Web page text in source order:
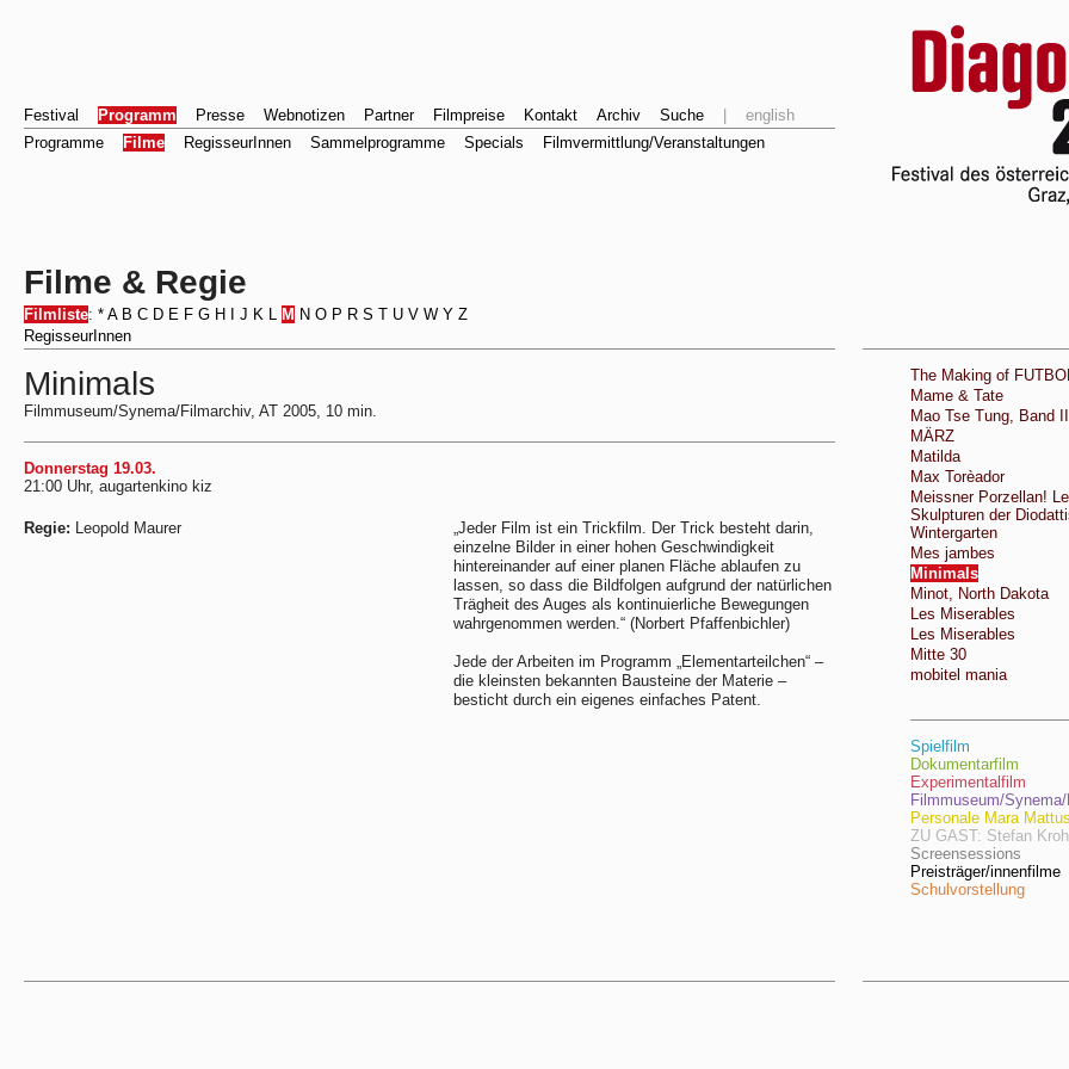
Festival Programm Presse Webnotizen Partner Filmpreise Kontakt Archiv Suche
english
Programme
Filme RegisseurInnen Sammelprogramme Specials Filmvermittlung/Veranstaltungen
Filme & Regie
Filmliste: * A B C D E F G H J K L M N O P R S T U V W Y Z
RegisseurInnen
Minimals
Filmmuseum/Synema/Filmarchiv, AT 2005, 10 min.
Donnerstag 19.03.
21:00 Uhr, augartenkino kiz
Regie: Leopold Maurer
„Jeder Film ist ein Trickfilm. Der Trick besteht darin,
einzelne Bilder in einer hohen Geschwindigkeit
hintereinander auf einer planen Fläche ablaufen zu
lassen, so dass die Bildfolgen aufgrund der natürlichen
Trägheit des Auges als kontinuierliche Bewegungen
wahrgenommen werden.“ (Norbert Pfaffenbichler)
Jede der Arbeiten im Programm „Elementarteilchen“ –
die kleinsten bekannten Bausteine der Materie –
besticht durch ein eigenes einfaches Patent.
The Making of
Mame & Tate
Mao Tse Tung, Band II
MÄRZ
Matilda
Max Torèador
Meissner Porzellan!
Skulpturen der
Wintergarten
Mes jambes
Minimals
Minot, North Dakota
Les Miserables
Les Miserables
Mitte 30
mobitel mania
Spielfilm
Dokumentarfilm
Experimentalfilm
Filmmuseum/
Personale Mara
ZU GAST: Stefan
Screensessions
Preisträger/innenfilme
Schulvorstellung